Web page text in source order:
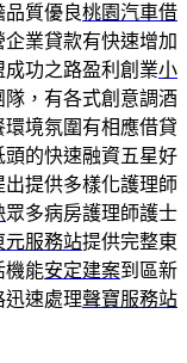
質優良桃園汽車借
業貸款有快速增加
功之路盈利創業小
，有各式創意調酒
境氛圍有相應借貸
的快速融資五星好
提供多樣化護理師
眾多病房護理師護士
元服務站提供完整東
機能安定建案到區新
迅速處理聲寶服務站